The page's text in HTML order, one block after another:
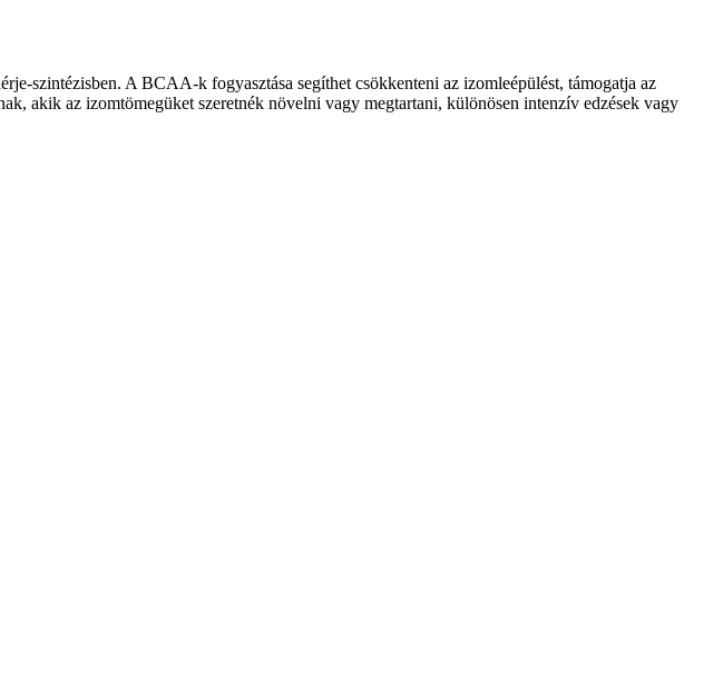
szintézisben. A BCAA-k fogyasztása segíthet csökkenteni az izomleépülést, támogatja az
akik az izomtömegüket szeretnék növelni vagy megtartani, különösen intenzív edzések vagy